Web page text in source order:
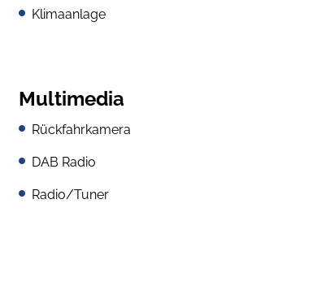
Klimaanlage
Multimedia
Rückfahrkamera
DAB Radio
Radio/Tuner